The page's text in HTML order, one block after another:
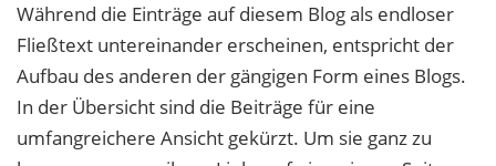
Während die Einträge auf diesem Blog als endloser
Fließtext untereinander erscheinen, entspricht der
Aufbau des anderen der gängigen Form eines Blogs.
In der Übersicht sind die Beiträge für eine
umfangreichere Ansicht gekürzt. Um sie ganz zu